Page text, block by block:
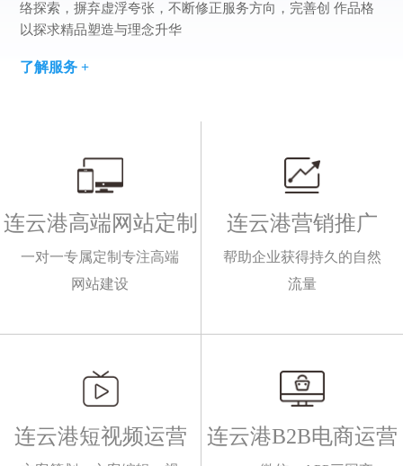
络探索，摒弃虚浮夸张，不断修正服务方向，完善创 作品格
以探求精品塑造与理念升华
了解服务 +
连云港高端网站定制
一对一专属定制专注高端
网站建设
连云港营销推广
帮助企业获得持久的自然
流量
连云港短视频运营 连云港B2B电商运营